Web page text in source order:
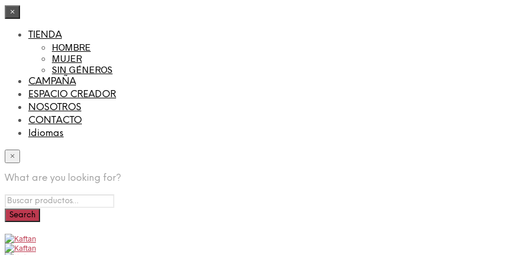
×
TIENDA
HOMBRE
MUJER
SIN GÉNEROS
CAMPAÑA
ESPACIO CREADOR
NOSOTROS
CONTACTO
Idiomas
×
What are you looking for?